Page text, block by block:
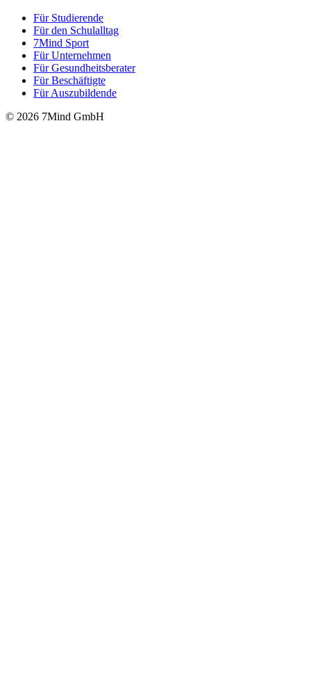
Für Stu­die­rende
Für den Schulalltag
7Mind Sport
Für Unter­neh­men
Für Gesund­heits­be­ra­ter
Für Beschäftigte
Für Auszubildende
© 2026 7Mind GmbH